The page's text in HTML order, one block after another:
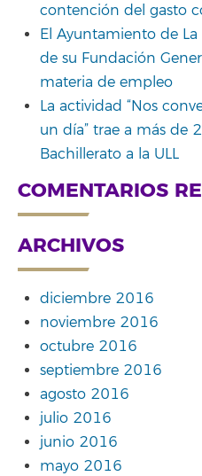
contención del gasto
El Ayuntamiento de La
de su Fundación
materia de empleo
La actividad “Nos
un día” trae a más de
Bachillerato a la ULL
COMENTARIOS
ARCHIVOS
diciembre 2016
noviembre 2016
octubre 2016
septiembre 2016
agosto 2016
julio 2016
junio 2016
mayo 2016